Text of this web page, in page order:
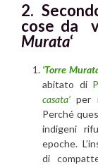
2.
cose da
Murata‘
‘Torre
abitato di
casata’ per
Perché
indigeni
epoche.
di